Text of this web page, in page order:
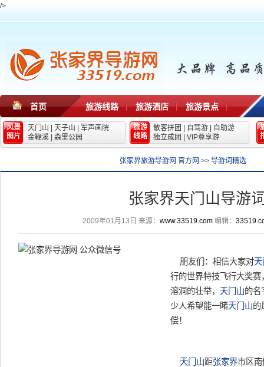
/>
首页 旅游线路 旅游酒店 旅游景点
风景
图片
天门山 天子山
军声画院
金鞭溪
森里公园
旅游
线路
散客拼团 自驾游
自助游
独立成团
VIP尊享游
张家界旅游导游网 官方网 >> 导游词精选
张家界天门山导游
2009年01月13日 来源： www.33519.com编辑：
朋友们：相信大家对
行的世界特技飞行大奖
溶洞的壮举， 天门山的名
少人希望能一睹天门山的
偿！
天门山距张家界市区